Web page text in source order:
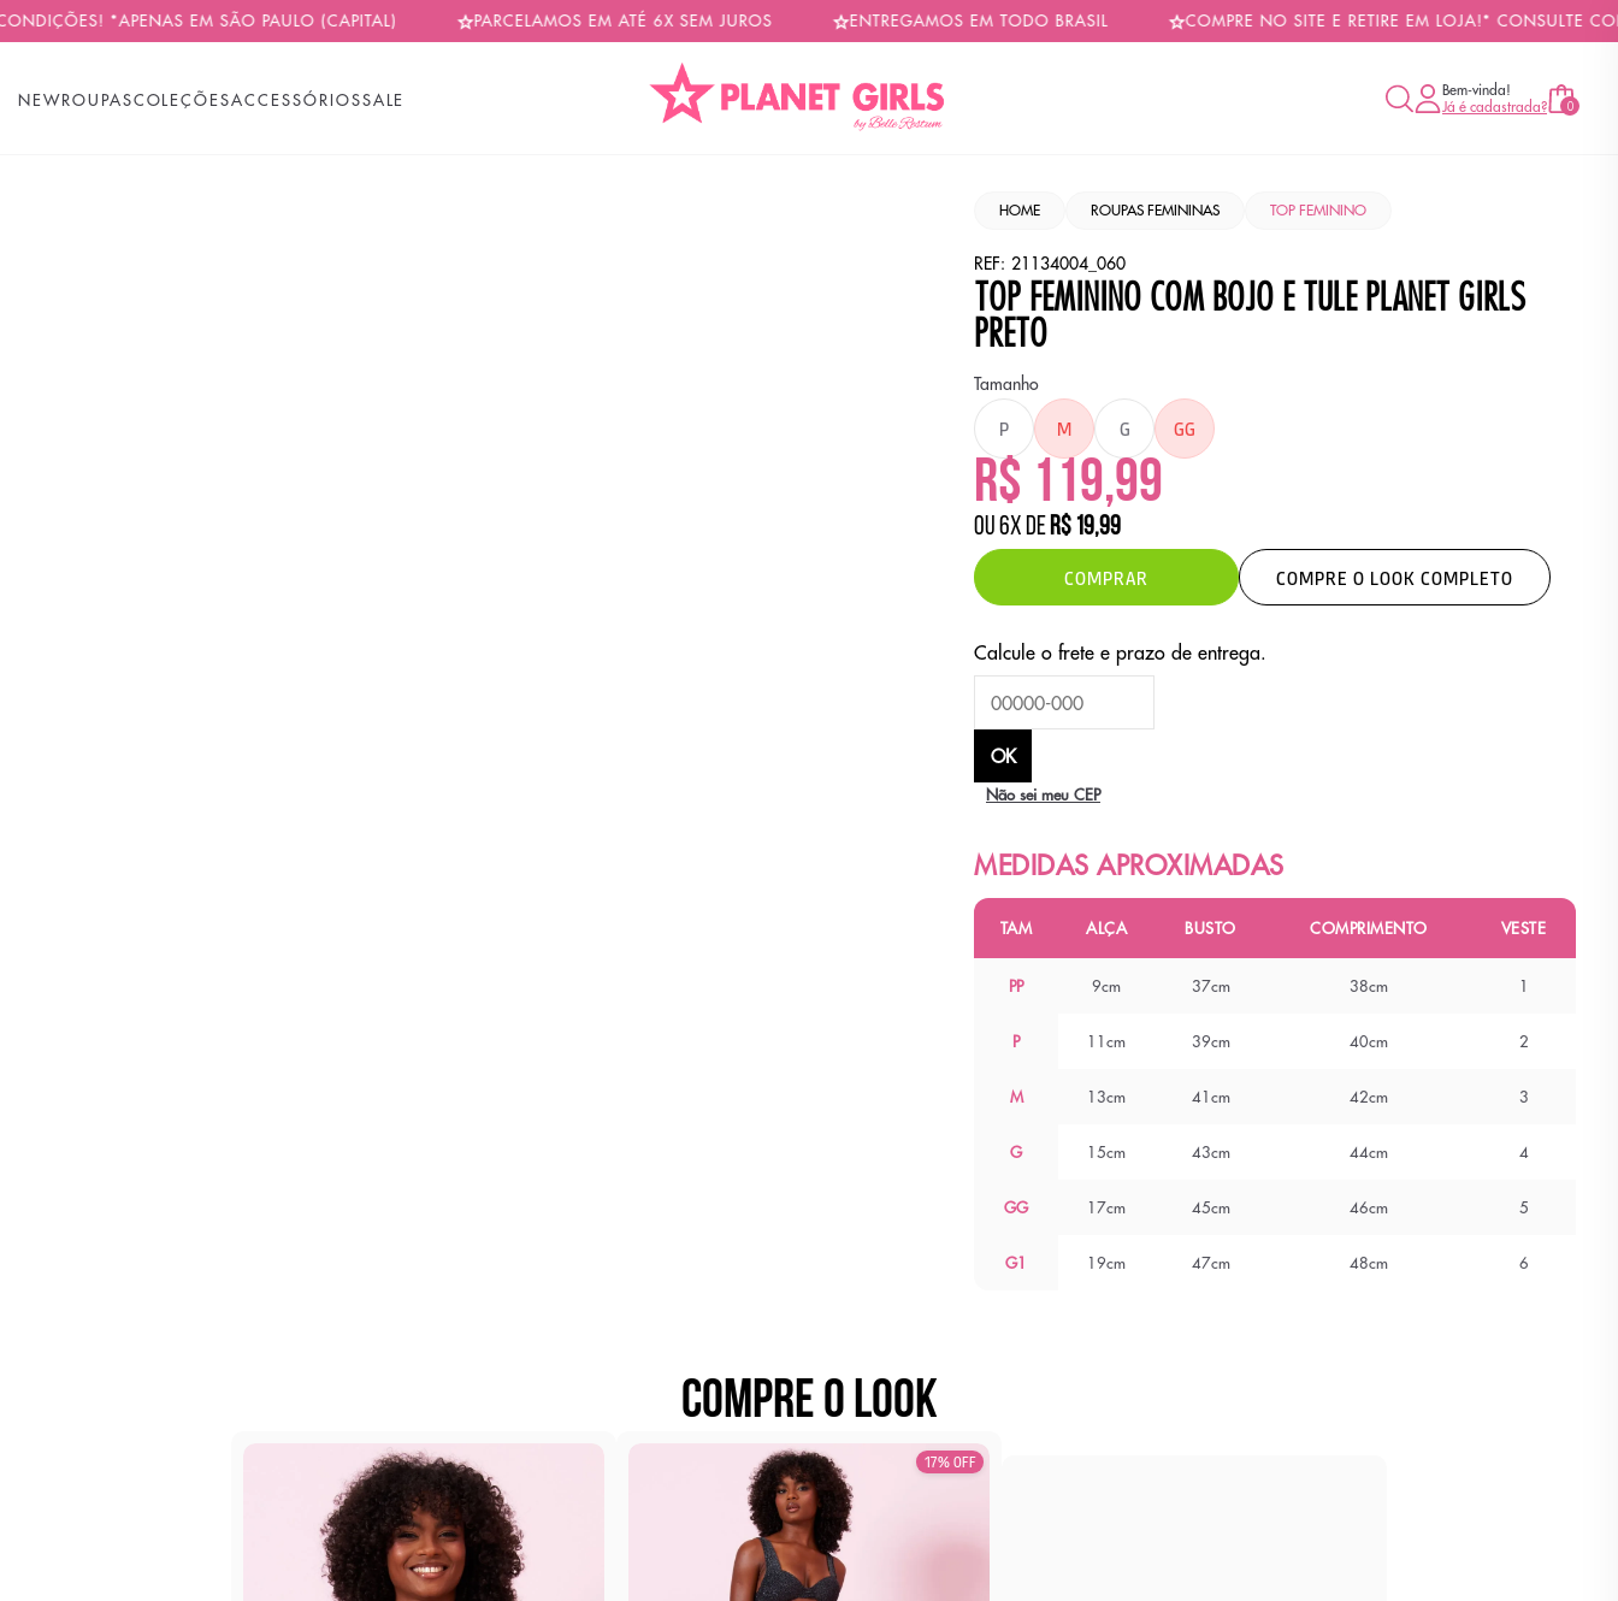
*APENAS EM SÃO PAULO (CAPITAL) PARCELAMOS EM ATÉ 6X SEM JUROS ENTREGAMOS EM TODO BRASIL COMPRE NO SITE E RETIRE EM LOJA!* CONSULTE
NEWROUPASCOLEÇÕESACCESSÓRIOSSALE
Bem-vinda!
Já é cadastrada?
0
HOME ROUPAS FEMININAS TOP FEMININO
REF: 21134004_060
TOP FEMININO COM BOJO E TULE PLANET GIRLS
PRETO
Tamanho
P M G GG
R$ 119,99
ou6xdeR$ 19,99
COMPRAR COMPRE O LOOK COMPLETO
Não sei meu CEP
TAM ALÇA BUSTO COMPRIMENTO VESTE
PP 9cm 37cm 38cm 1
P 11cm 39cm 40cm 2
M 13cm 41cm 42cm 3
G 15cm 43cm 44cm 4
GG 17cm 45cm 46cm 5
G1 19cm 47cm 48cm 6
COMPRE O LOOK
17% OFF